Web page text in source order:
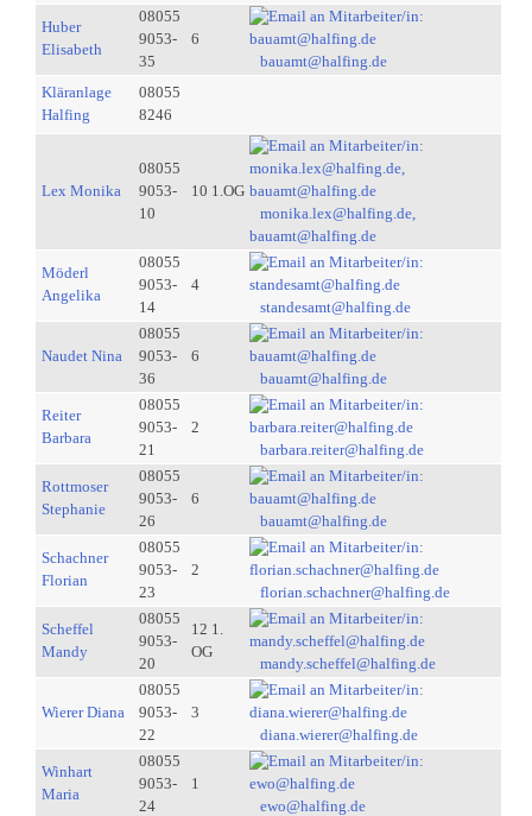
Huber
Elisabeth
08055
9053-
35
6
bauamt@halfing.de
Kläranlage
Halfing
08055
8246
Lex Monika
08055
9053-
10
10 1.OG
monika.lex@halfing.de,
bauamt@halfing.de
Möderl
Angelika
08055
9053-
14
4
standesamt@halfing.de
Naudet Nina
08055
9053-
36
6
bauamt@halfing.de
Reiter
Barbara
08055
9053-
21
2
barbara.reiter@halfing.de
Rottmoser
Stephanie
08055
9053-
26
6
bauamt@halfing.de
Schachner
Florian
08055
9053-
23
2
florian.schachner@halfing.de
Scheffel
Mandy
08055
9053-
20
12 1.
OG
mandy.scheffel@halfing.de
Wierer Diana
08055
9053-
22
3
diana.wierer@halfing.de
Winhart
Maria
08055
9053-
24
1
ewo@halfing.de